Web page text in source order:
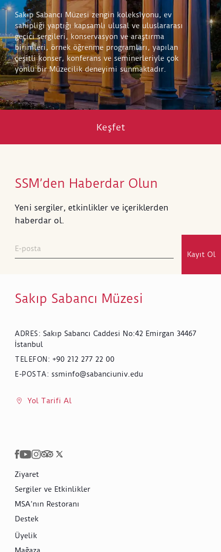
Sakıp Sabancı Müzesi zengin koleksiyonu, ev
sahipliği yaptığı kapsamlı ulusal ve uluslararası
geçici sergileri, konservasyon ve araştırma
birimleri, örnek öğrenme programları, yapılan
çeşitli konser, konferans ve seminerleriyle çok
yönlü bir Müzecilik deneyimi sunmaktadır.
Keşfet
SSM’den Haberdar Olun
Yeni sergiler, etkinlikler ve içeriklerden
haberdar ol.
Kayıt Ol
Sakıp Sabancı Müzesi
ADRES: Sakıp Sabancı Caddesi No:42 Emirgan 34467
İstanbul
TELEFON : +90 212 277 22 00
E-POSTA: ssminfo@sabanciuniv.edu
Yol Tarifi Al
Ziyaret
Sergiler ve Etkinlikler
MSA’nın Restoranı
Destek
Üyelik